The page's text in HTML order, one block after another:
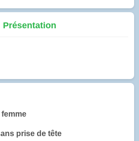
Présentation
femme
prise de tête